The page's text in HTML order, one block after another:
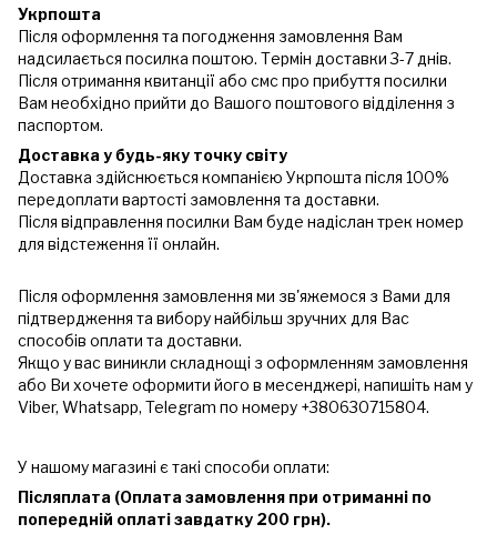
Укрпошта
Після оформлення та погодження замовлення Вам
надсилається посилка поштою. Термін доставки 3-7 днів.
Після отримання квитанції або смс про прибуття посилки
Вам необхідно прийти до Вашого поштового відділення з
паспортом.
Доставка у будь-яку точку світу
Доставка здійснюється компанією Укрпошта після 100%
передоплати вартості замовлення та доставки.
Після відправлення посилки Вам буде надіслан трек номер
для відстеження її онлайн.
Після оформлення замовлення ми зв'яжемося з Вами для
підтвердження та вибору найбільш зручних для Вас
способів оплати та доставки.
Якщо у вас виникли складнощі з оформленням замовлення
або Ви хочете оформити його в месенджері, напишіть нам у
Viber, Whatsapp, Telegram по номеру +380630715804.
У нашому магазині є такі способи оплати:
Післяплата (Оплата замовлення при отриманні по
попередній оплаті завдатку 200 грн).